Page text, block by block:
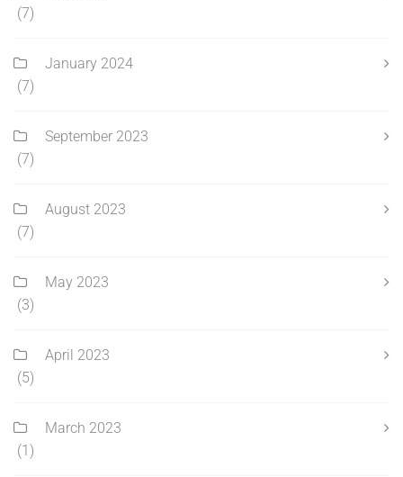
(7)
January 2024
(7)
September 2023
(7)
August 2023
(7)
May 2023
(3)
April 2023
(5)
March 2023
(1)